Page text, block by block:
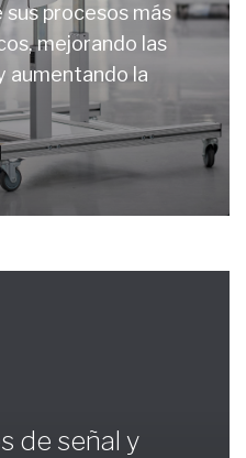
procesos más
mejorando las
aumentando la
de señal y